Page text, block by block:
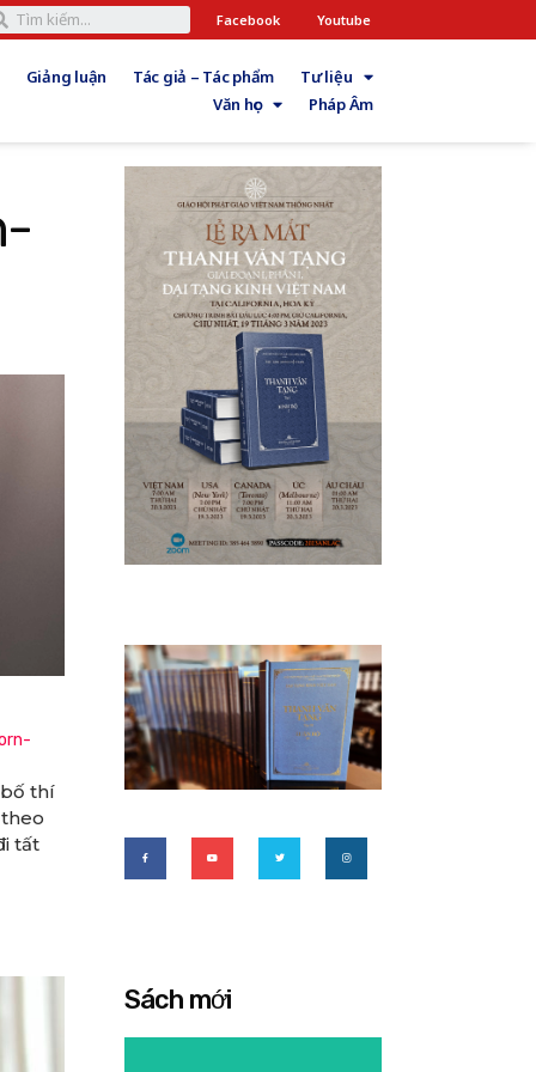
Facebook Youtube
Giảng luận Tác giả – Tác phẩm
Tư liệu
Văn học
Pháp Âm
thí
tất
Sách mới